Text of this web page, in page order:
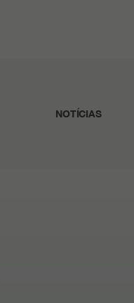
NOTÍCIAS